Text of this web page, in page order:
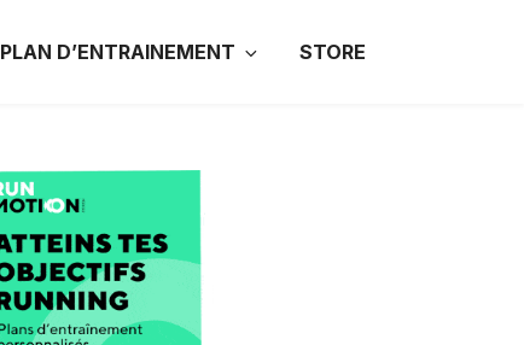
PLAN D’ENTRAINEMENT STORE